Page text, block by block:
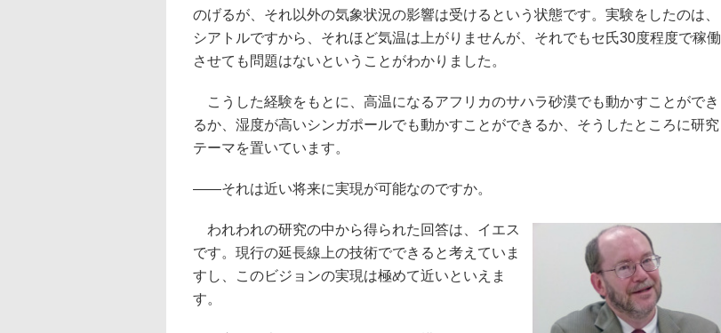
のげるが、それ以外の気象状況の影響は受けるという状態です。実験をしたのは、
シアトルですから、それほど気温は上がりませんが、それでもセ氏30度程度で稼働
させても問題はないということがわかりました。
こうした経験をもとに、高温になるアフリカのサハラ砂漠でも動かすことができ
るか、湿度が高いシンガポールでも動かすことができるか、そうしたところに研究
テーマを置いています。
――それは近い将来に実現が可能なのですか。
われわれの研究の中から得られた回答は、イエス
です。現行の延長線上の技術でできると考えていま
すし、このビジョンの実現は極めて近いといえま
す。